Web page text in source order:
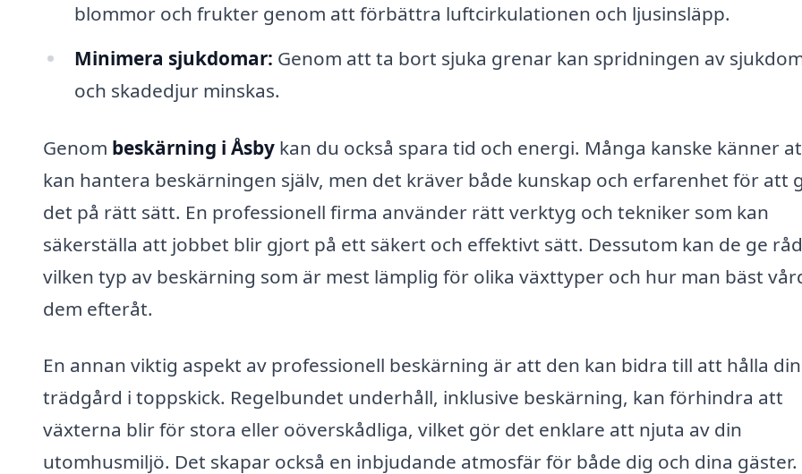
blommor och frukter genom att förbättra luftcirkulationen och ljusinsläpp.
Minimera sjukdomar: Genom att ta bort sjuka grenar kan spridningen av
och skadedjur minskas.
Genom beskärning i Åsby kan du också spara tid och energi. Många kanske känner
kan hantera beskärningen själv, men det kräver både kunskap och erfarenhet för att
det på rätt sätt. En professionell firma använder rätt verktyg och tekniker som kan
säkerställa att jobbet blir gjort på ett säkert och effektivt sätt. Dessutom kan de ge
vilken typ av beskärning som är mest lämplig för olika växttyper och hur man bäst
dem efteråt.
En annan viktig aspekt av professionell beskärning är att den kan bidra till att hålla din
trädgård i toppskick. Regelbundet underhåll, inklusive beskärning, kan förhindra att
växterna blir för stora eller oöverskådliga, vilket gör det enklare att njuta av din
utomhusmiljö. Det skapar också en inbjudande atmosfär för både dig och dina gäster.